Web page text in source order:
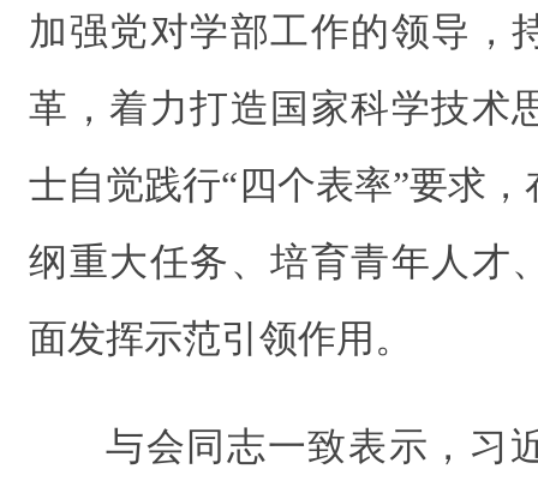
加强党对学部工作的领导，
革，着力打造国家科学技术
士自觉践行“四个表率”要求
纲重大任务、培育青年人才
面发挥示范引领作用。
与会同志一致表示，习